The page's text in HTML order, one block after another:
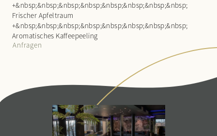
+&nbsp;&nbsp;&nbsp;&nbsp;&nbsp;&nbsp;&nbsp;&nbsp;
Frischer Apfeltraum
+&nbsp;&nbsp;&nbsp;&nbsp;&nbsp;&nbsp;&nbsp;&nbsp;
Aromatisches Kaffeepeeling
Anfragen